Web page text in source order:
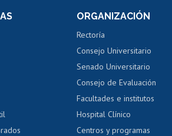
crédito alumnos
crédito exalumnos
y grados
Perfeccionamiento
Evaluación docente
Calificación
Postulación al
Ayuda tecnológica Tarjeta TUI
ORGANIZACIÓN
Rectoría
Consejo Universitario
Senado Universitario
Consejo de Evaluación
Facultades e institutos
Hospital Clínico
Centros y programas